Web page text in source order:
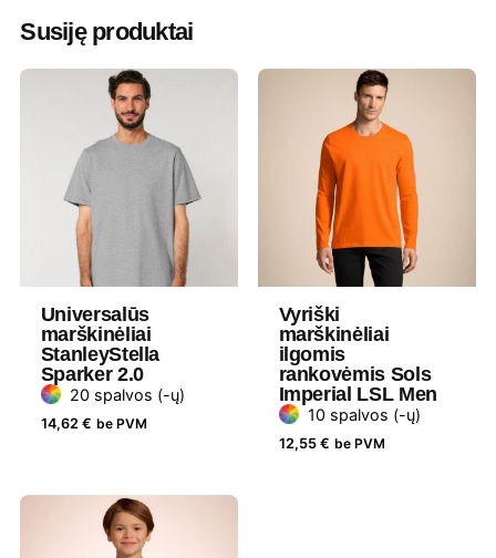
Valymas Negalima
Džiovinimas Draudžiama džiovinti džiovyklėje
110°
Skalbimas
30° Panašios spalvos drabužius
skalbkite kartu, nelyginkite ant
spaudos, skalbkite ir lyginkite
išvirkščiąja puse.
Medžiaga 100 % ekologiška medvilnė
Gramatūra /
Talpa
180 g/m²
Prekės
Stanley Stella
Susiję produktai
Universalūs
marškinėliai
StanleyStella
Sparker 2.0
20 spalvos (-ų)
14,62 € be PVM
Vyriški
marškinėliai
ilgomis
rankovėmis Sols
Imperial LSL Men
10 spalvos (-ų)
12,55 € be PVM